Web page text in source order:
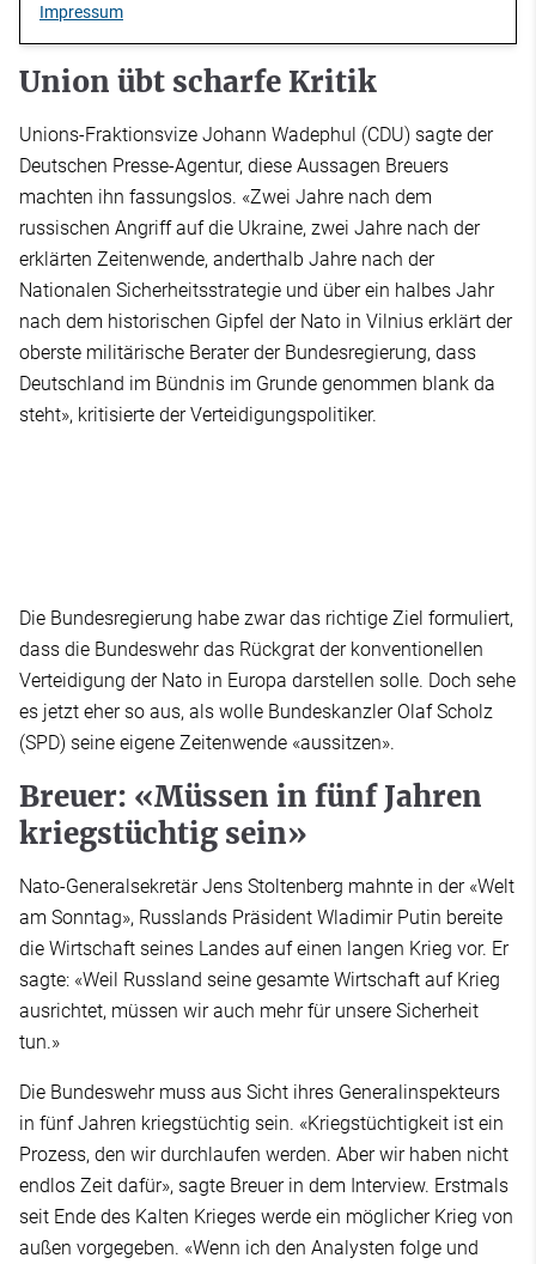
Impressum
Union übt scharfe Kritik
Unions-Fraktionsvize Johann Wadephul (CDU) sagte der
Deutschen Presse-Agentur, diese Aussagen Breuers
machten ihn fassungslos. «Zwei Jahre nach dem
russischen Angriff auf die Ukraine, zwei Jahre nach der
erklärten Zeitenwende, anderthalb Jahre nach der
Nationalen Sicherheitsstrategie und über ein halbes Jahr
nach dem historischen Gipfel der Nato in Vilnius erklärt der
oberste militärische Berater der Bundesregierung, dass
Deutschland im Bündnis im Grunde genommen blank da
steht», kritisierte der Verteidigungspolitiker.
Die Bundesregierung habe zwar das richtige Ziel formuliert,
dass die Bundeswehr das Rückgrat der konventionellen
Verteidigung der Nato in Europa darstellen solle. Doch sehe
es jetzt eher so aus, als wolle Bundeskanzler Olaf Scholz
(SPD) seine eigene Zeitenwende «aussitzen».
Breuer: «Müssen in fünf Jahren
kriegstüchtig sein»
Nato-Generalsekretär Jens Stoltenberg mahnte in der «Welt
am Sonntag», Russlands Präsident Wladimir Putin bereite
die Wirtschaft seines Landes auf einen langen Krieg vor. Er
sagte: «Weil Russland seine gesamte Wirtschaft auf Krieg
ausrichtet, müssen wir auch mehr für unsere Sicherheit
tun.»
Die Bundeswehr muss aus Sicht ihres Generalinspekteurs
in fünf Jahren kriegstüchtig sein. «Kriegstüchtigkeit ist ein
Prozess, den wir durchlaufen werden. Aber wir haben nicht
endlos Zeit dafür», sagte Breuer in dem Interview. Erstmals
seit Ende des Kalten Krieges werde ein möglicher Krieg von
außen vorgegeben. «Wenn ich den Analysten folge und